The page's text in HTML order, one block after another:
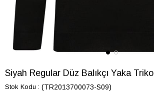
Siyah Regular Düz Balıkçı Yaka Triko
Stok Kodu (TR2013700073-S09)